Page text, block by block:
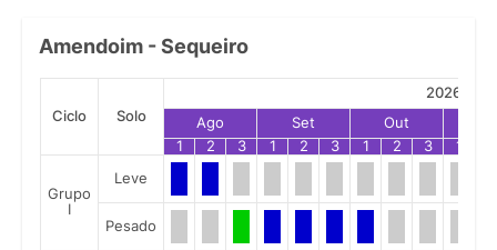
Amendoim - Sequeiro
Ciclo Solo
2026
Ago
Set Out
1
2 3 1 2 3 1 2 3 1
Grupo
I
Leve
Pesado